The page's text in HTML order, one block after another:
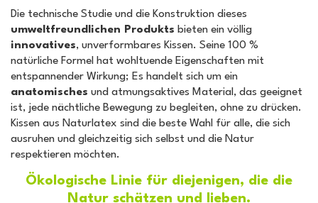
Die technische Studie und die Konstruktion dieses
umweltfreundlichen Produkts bieten ein völlig
innovatives, unverformbares Kissen. Seine 100 %
natürliche Formel hat wohltuende Eigenschaften mit
entspannender Wirkung; Es handelt sich um ein
anatomisches und atmungsaktives Material, das geeignet
ist, jede nächtliche Bewegung zu begleiten, ohne zu drücken.
Kissen aus Naturlatex sind die beste Wahl für alle, die sich
ausruhen und gleichzeitig sich selbst und die Natur
respektieren möchten.
Ökologische Linie für diejenigen, die die
Natur schätzen und lieben.